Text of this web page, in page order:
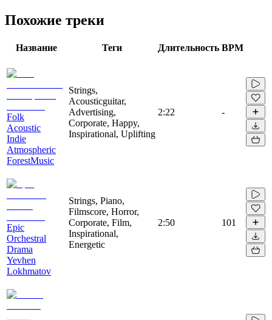
Похожие треки
Название Теги Длительность BPM
Folk
Acoustic
Indie
Atmospheric
ForestMusic
Strings,
Acousticguitar,
Advertising,
Corporate, Happy,
Inspirational, Uplifting
2:22 -
Epic
Orchestral
Drama
Yevhen
Lokhmatov
Strings, Piano,
Filmscore, Horror,
Corporate, Film,
Inspirational,
Energetic
2:50 101